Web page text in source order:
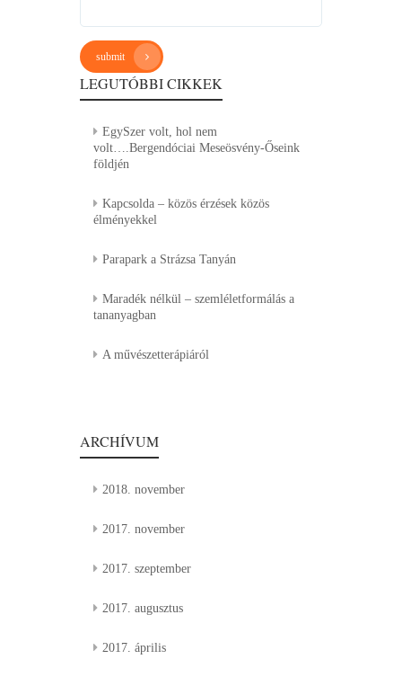
submit
LEGUTÓBBI CIKKEK
EgySzer volt, hol nem
volt….Bergendóciai Meseösvény-Őseink
földjén
Kapcsolda – közös érzések közös
élményekkel
Parapark a Strázsa Tanyán
Maradék nélkül – szemléletformálás a
tananyagban
A művészetterápiáról
ARCHÍVUM
2018. november
2017. november
2017. szeptember
2017. augusztus
2017. április